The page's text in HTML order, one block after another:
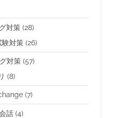
対策 (28)
験対策 (26)
対策 (57)
(8)
(7)
話 (4)